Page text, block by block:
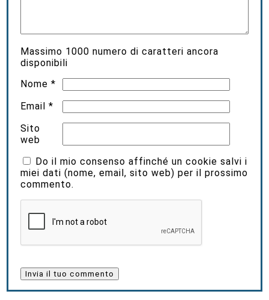
Massimo 1000 numero di caratteri ancora
disponibili
Nome*
Email*
Sito
web
Do il mio consenso affinché un cookie salvi i
miei dati (nome, email, sito web) per il prossimo
commento.